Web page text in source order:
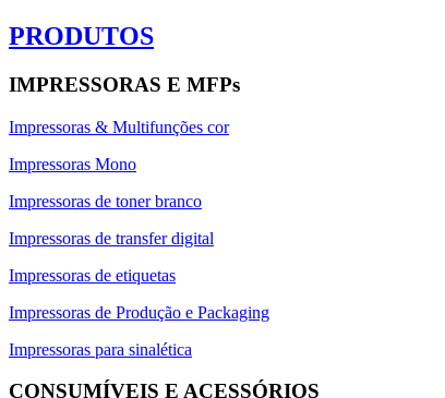
PRODUTOS
IMPRESSORAS E MFPs
Impressoras & Multifunções cor
Impressoras Mono
Impressoras de toner branco
Impressoras de transfer digital
Impressoras de etiquetas
Impressoras de Produção e Packaging
Impressoras para sinalética
CONSUMÍVEIS E ACESSÓRIOS